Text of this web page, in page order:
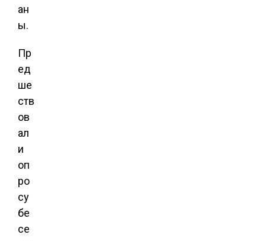
ан
ы.
Пр
ед
ше
ств
ов
ал
и
оп
ро
су
бе
се